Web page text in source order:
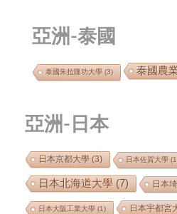
亞洲-泰國
泰國朱拉隆功大學 (3) 泰國農
亞洲-日本
日本京都大學 (3) 日本佐賀大學
日本北海道大學 (7) 日本
日本大阪工業大學 (1) 日本宇都宮